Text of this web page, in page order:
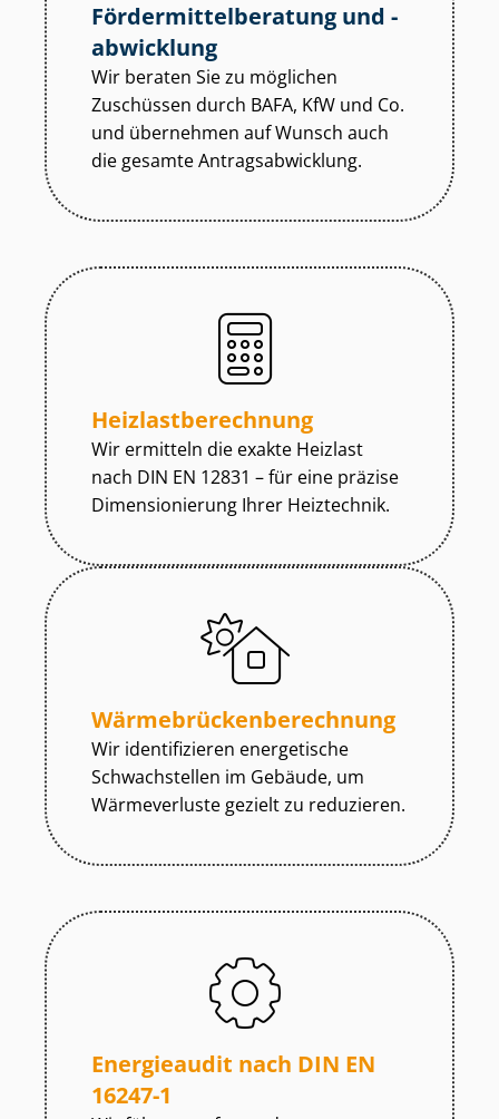
För­der­mit­tel­be­ra­tung und -
abwicklung
Wir beraten Sie zu möglichen
Zuschüssen durch BAFA, KfW und Co.
und übernehmen auf Wunsch auch
die gesamte An­trags­ab­wick­lung.
Heiz­last­be­rech­nung
Wir ermitteln die exakte Heizlast
nach DIN EN 12831 – für eine präzise
Dimensionierung Ihrer Heiztechnik.
Wär­me­brü­cken­be­rech­nung
Wir identifizieren energetische
Schwachstellen im Gebäude, um
Wärmeverluste gezielt zu reduzieren.
Energieaudit nach DIN EN
16247-1